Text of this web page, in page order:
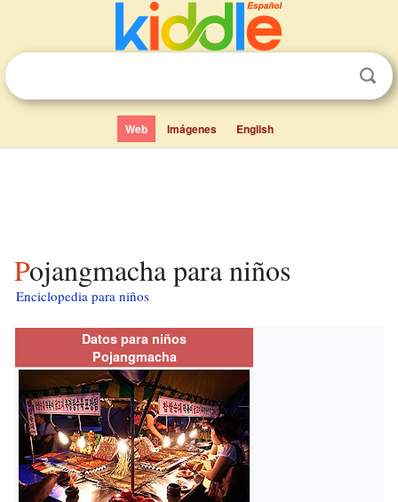
Web Imágenes English
Pojangmacha para niños
Enciclopedia para niños
Datos para niños
Pojangmacha